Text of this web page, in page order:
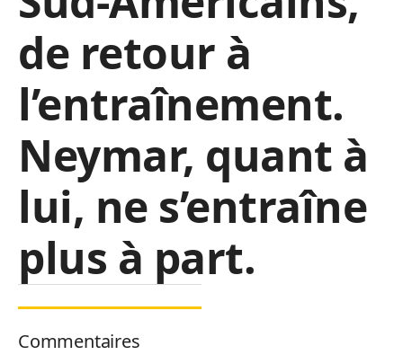
de retour à
l’entraînement.
Neymar, quant à
lui, ne s’entraîne
plus à part.
Commentaires